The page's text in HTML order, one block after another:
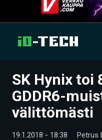
UUTISET
ARTIKKELIT
VIDEOT
SK Hynix toi
GDDR6-
välittömästi
19.1.2018 - 18:38 Petrus